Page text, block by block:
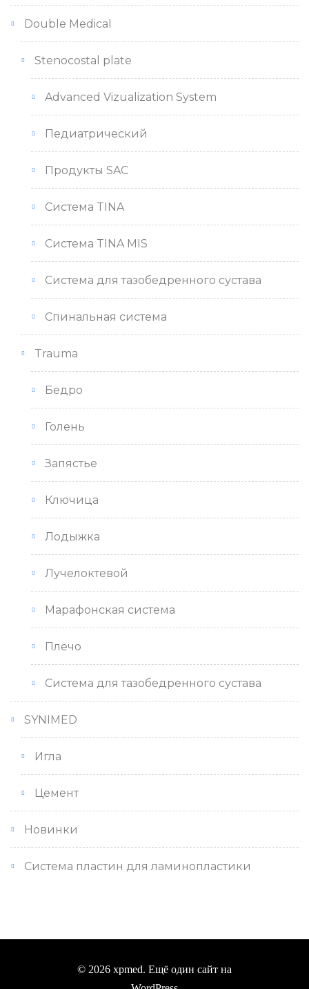
Double Medical
Stenocostal plate
Advanced Vizualization System
Педиатрический
Продукты SAC
Система TINA
Система TINA MIS
Система для тазобедренного сустава
Спинальная система
Trauma
Бедро
Голень
Запястье
Ключица
Лодыжка
Лучелоктевой
Марафонская система
Плечо
Система для тазобедренного сустава
SYNIMED
Игла
Цемент
Новинки
Система пластин для ламинопластики
© 2026 xpmed. Ещё один сайт на